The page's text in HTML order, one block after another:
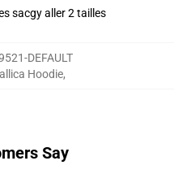
sacgy aller 2 tailles
DEFAULT
Hoodie,
Say